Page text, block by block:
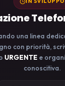
una linea
con priorità,
URGENTE e
conoscitiva.